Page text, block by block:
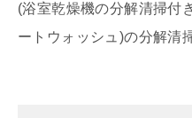
(浴室乾燥機の分解清掃付
ートウォッシュ)の分解清